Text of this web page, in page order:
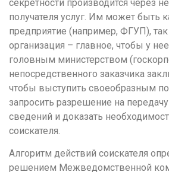
секретности производится через
получателя услуг. Им может быть
предприятие (например, ФГУП), так
организация – главное, чтобы у
головным министерством
непосредственного заказчика
чтобы выступить своеобразным
запросить разрешение на
сведений и доказать
соискателя.
Алгоритм действий соискателя
решением Межведомственной
Севастополь
Симферополь
Смоленск
Сочи
Ставрополь
Т
Тамбов
Тольятти